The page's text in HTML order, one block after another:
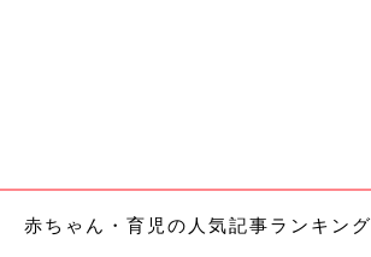
赤ちゃん・育児の人気記事ランキング